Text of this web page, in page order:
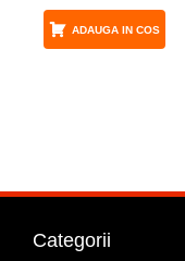
ADAUGA IN COS
Categorii